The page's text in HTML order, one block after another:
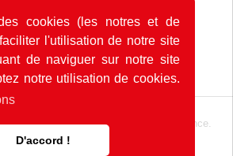
cookies (les notres et de
l'utilisation de notre site
de naviguer sur notre site
notre utilisation de cookies.
D'accord !
fériés :
2026 by POK
avec en Allemagne et en France.